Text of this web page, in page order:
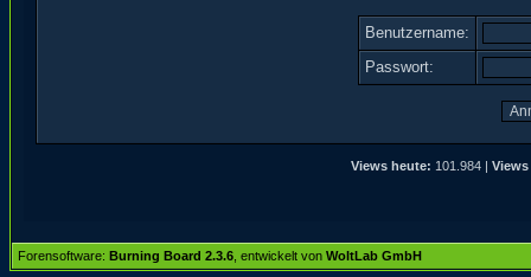
Benutzername:
Passwort:
Views heute: 101.984 |
Forensoftware: Burning Board 2.3.6 , entwickelt von WoltLab GmbH